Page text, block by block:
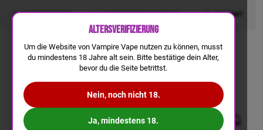
LIQUIDRECHNER GRATIS VERSAND AB 50€ KONTAKT
Altersverifizierung
Um die Website von Vampire Vape nutzen zu können, musst
du mindestens 18 Jahre alt sein. Bitte bestätige dein Alter,
bevor du die Seite betrittst.
Nein, noch nicht 18.
Ja, mindestens 18.